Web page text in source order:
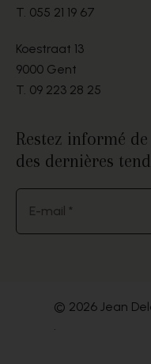
T. 055 21 19 67
Koestraat 13
9000 Gent
T. 09 223 28 25
Restez informé
des dernières
E-mail *
© 2026 Jean
.